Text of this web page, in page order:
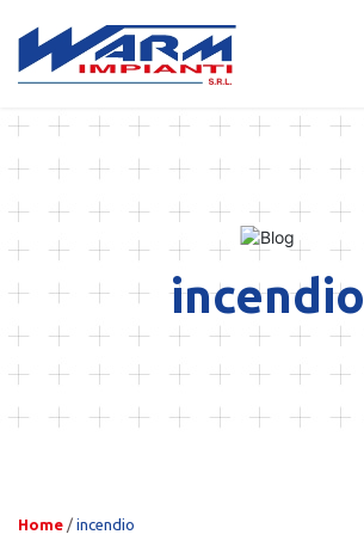
Skip
content
incendio
Home / incendio